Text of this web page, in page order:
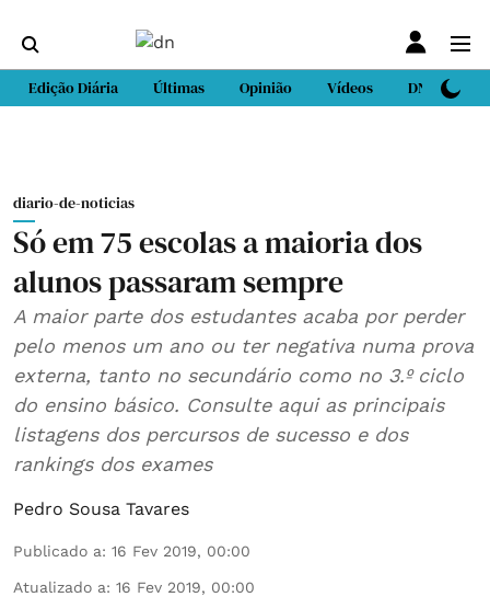
Edição Diária Últimas Opinião Vídeos DN Sport
diario-de-noticias
Só em 75 escolas a maioria dos
alunos passaram sempre
A maior parte dos estudantes acaba por perder
pelo menos um ano ou ter negativa numa prova
externa, tanto no secundário como no 3.º ciclo
do ensino básico. Consulte aqui as principais
listagens dos percursos de sucesso e dos
rankings dos exames
Pedro Sousa Tavares
Publicado a: 16 Fev 2019, 00:00
Atualizado a: 16 Fev 2019, 00:00